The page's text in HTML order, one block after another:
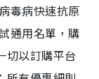
毒病快速抗原
通用名單，購
切以訂購平台